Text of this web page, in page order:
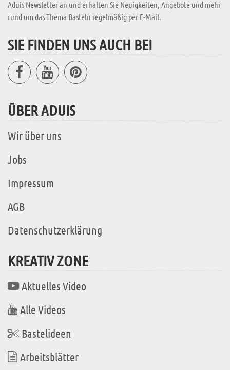
Aduis Newsletter an und erhalten Sie Neuigkeiten, Angebote und mehr
rund um das Thema Basteln regelmäßig per E-Mail.
SIE FINDEN UNS AUCH BEI
ÜBER ADUIS
Wir über uns
Jobs
Impressum
AGB
Datenschutzerklärung
KREATIV ZONE
Aktuelles Video
Alle Videos
Bastelideen
Arbeitsblätter